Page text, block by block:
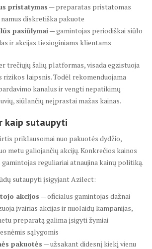
pristatymas — preparatas pristatomas
diskretiška pakuote
pasiūlymai— gamintojas periodiškai siūlo
ir akcijas tiesioginiams klientams
trečiųjų šalių platformas, visada egzistuoja
laipsnis. Todėl rekomenduojama
kanalus ir vengti nepatikimų
siūlančių neįprastai mažas kainas.
kaip sutaupyti
priklausomai nuo pakuotės dydžio,
metu galiojančių akcijų. Konkrečios kainos
gamintojas reguliariai atnaujina kainų politiką.
sutaupyti įsigyjant Azilect:
akcijos — oficialus gamintojas dažnai
įvairias akcijas ir nuolaidų kampanijas,
preparatą galima įsigyti žymiai
sąlygomis
pakuotės — užsakant didesnį kiekį vienu